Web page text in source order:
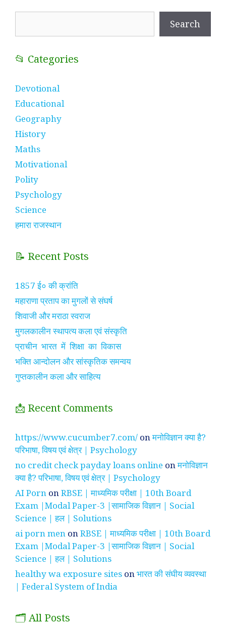
Search
📂 Categories
Devotional
Educational
Geography
History
Maths
Motivational
Polity
Psychology
Science
हमारा राजस्थान
📝 Recent Posts
1857 ई० की क्रांति
महाराणा प्रताप का मुगलों से संघर्ष
शिवाजी और मराठा स्वराज
मुगलकालीन स्थापत्य कला एवं संस्कृति
प्राचीन भारत में शिक्षा का विकास
भक्ति आन्दोलन और सांस्कृतिक समन्वय
गुप्तकालीन कला और साहित्य
📩 Recent Comments
https://www.cucumber7.com/ onमनोविज्ञान क्या है?
परिभाषा, विषय एवं क्षेत्र | Psychology
no credit check payday loans online onमनोविज्ञान
क्या है? परिभाषा, विषय एवं क्षेत्र | Psychology
AI Porn onRBSE | माध्यमिक परीक्षा | 10th Board
Exam |Modal Paper-3 |सामाजिक विज्ञान | Social
Science | हल | Solutions
ai porn men onRBSE | माध्यमिक परीक्षा | 10th Board
Exam |Modal Paper-3 |सामाजिक विज्ञान | Social
Science | हल | Solutions
healthy wa exposure sites onभारत की संघीय व्यवस्था
| Federal System of India
🗂️ All Posts